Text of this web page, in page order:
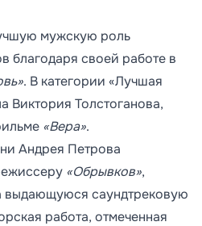
мужскую роль
благодаря своей работе в
. В категории «Лучшая
Виктория Толстоганова,
«Вера».
Андрея Петрова
«Обрывков»,
выдающуюся саундтрековую
работа, отмеченная